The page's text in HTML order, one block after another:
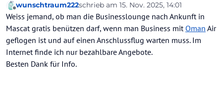
Offline
wunschtraum222schrieb am 15. Nov. 2025, 14:01
zuletzt editiert von
Weiss jemand, ob man die Businesslounge nach Ankunft in
Mascat gratis benützen darf, wenn man Business mitOman Air
geflogen ist und auf einen Anschlussflug warten muss. Im
Internet finde ich nur bezahlbare Angebote.
Besten Dank für Info.